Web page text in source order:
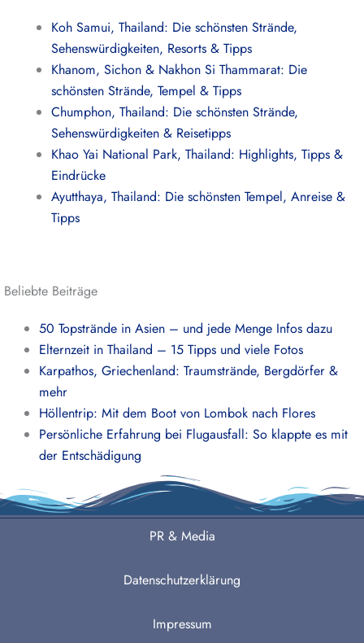
Koh Samui, Thailand: Die schönsten Strände,
Sehenswürdigkeiten, Resorts & Tipps
Khanom, Sichon & Nakhon Si Thammarat: Die
schönsten Strände, Tempel & Tipps
Chumphon, Thailand: Die schönsten Strände,
Sehenswürdigkeiten & Reisetipps
Khao Yai National Park, Thailand: Highlights, Tipps &
Eindrücke
Ayutthaya, Thailand: Die schönsten Tempel, Anreise &
Tipps
Beliebte Beiträge
50 Topstrände in Asien – und jede Menge Infos dazu
Elternzeit in Thailand – 15 Tipps und viele Fotos
Karpathos, Griechenland: Traumstrände, Bergdörfer &
mehr
Höllentrip: Mit dem Boot von Lombok nach Flores
Persönliche Erfahrung bei Flugausfall: So klappte es mit
der Entschädigung
PR & Media
Datenschutzerklärung
Impressum